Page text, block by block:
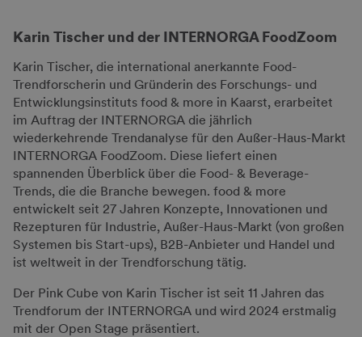
Karin Tischer und der INTERNORGA FoodZoom
Karin Tischer, die international anerkannte Food-
Trendforscherin und Gründerin des Forschungs- und
Entwicklungsinstituts food & more in Kaarst, erarbeitet
im Auftrag der INTERNORGA die jährlich
wiederkehrende Trendanalyse für den Außer-Haus-Markt
INTERNORGA FoodZoom. Diese liefert einen
spannenden Überblick über die Food- & Beverage-
Trends, die die Branche bewegen. food & more
entwickelt seit 27 Jahren Konzepte, Innovationen und
Rezepturen für Industrie, Außer-Haus-Markt (von großen
Systemen bis Start-ups), B2B-Anbieter und Handel und
ist weltweit in der Trendforschung tätig.
Der Pink Cube von Karin Tischer ist seit 11 Jahren das
Trendforum der INTERNORGA und wird 2024 erstmalig
mit der Open Stage präsentiert.